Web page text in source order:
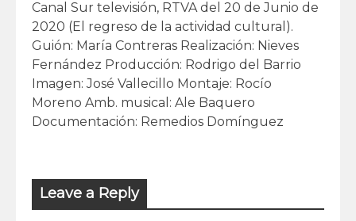
Canal Sur televisión, RTVA del 20 de Junio de
2020 (El regreso de la actividad cultural).
Guión: María Contreras Realización: Nieves
Fernández Producción: Rodrigo del Barrio
Imagen: José Vallecillo Montaje: Rocío
Moreno Amb. musical: Ale Baquero
Documentación: Remedios Domínguez
Leave a Reply